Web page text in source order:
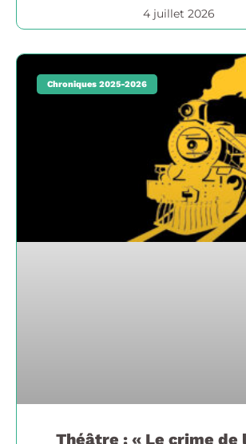
4 juillet 2026
Chroniques 2025-2026
Théâtre : « Le crime de